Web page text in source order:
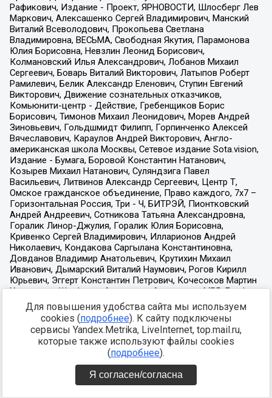
Для повышения удобства сайта мы используем
cookies (подробнее). К сайту подключены
сервисы Yandex.Metrika, LiveInternet, top.mail.ru,
которые также используют файлы cookies
(подробнее).
Я согласен/согласна